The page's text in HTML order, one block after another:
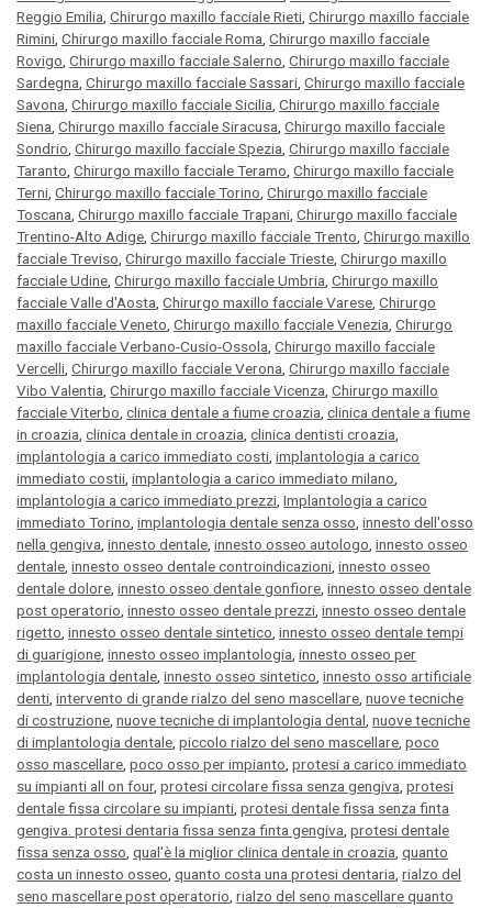
Reggio Emilia,Chirurgo maxillo facciale Rieti,Chirurgo maxillo facciale
Rimini,Chirurgo maxillo facciale Roma,Chirurgo maxillo facciale
Rovigo,Chirurgo maxillo facciale Salerno,Chirurgo maxillo facciale
Sardegna,Chirurgo maxillo facciale Sassari,Chirurgo maxillo facciale
Savona,Chirurgo maxillo facciale Sicilia,Chirurgo maxillo facciale
Siena,Chirurgo maxillo facciale Siracusa,Chirurgo maxillo facciale
Sondrio,Chirurgo maxillo facciale Spezia,Chirurgo maxillo facciale
Taranto,Chirurgo maxillo facciale Teramo,Chirurgo maxillo facciale
Terni,Chirurgo maxillo facciale Torino,Chirurgo maxillo facciale
Toscana,Chirurgo maxillo facciale Trapani,Chirurgo maxillo facciale
Trentino-Alto Adige,Chirurgo maxillo facciale Trento,Chirurgo maxillo
facciale Treviso,Chirurgo maxillo facciale Trieste,Chirurgo maxillo
facciale Udine,Chirurgo maxillo facciale Umbria,Chirurgo maxillo
facciale Valle d'Aosta,Chirurgo maxillo facciale Varese,Chirurgo
maxillo facciale Veneto,Chirurgo maxillo facciale Venezia,Chirurgo
maxillo facciale Verbano-Cusio-Ossola,Chirurgo maxillo facciale
Vercelli,Chirurgo maxillo facciale Verona,Chirurgo maxillo facciale
Vibo Valentia,Chirurgo maxillo facciale Vicenza,Chirurgo maxillo
facciale Viterbo,clinica dentale a fiume croazia,clinica dentale a fiume
in croazia,clinica dentale in croazia,clinica dentisti croazia,
implantologia a carico immediato costi,implantologia a carico
immediato costii,implantologia a carico immediato milano,
implantologia a carico immediato prezzi,Implantologia a carico
immediato Torino,implantologia dentale senza osso,innesto dell'osso
nella gengiva,innesto dentale,innesto osseo autologo,innesto osseo
dentale,innesto osseo dentale controindicazioni,innesto osseo
dentale dolore,innesto osseo dentale gonfiore,innesto osseo dentale
post operatorio,innesto osseo dentale prezzi,innesto osseo dentale
rigetto,innesto osseo dentale sintetico,innesto osseo dentale tempi
di guarigione,innesto osseo implantologia,innesto osseo per
implantologia dentale,innesto osseo sintetico,innesto osso artificiale
denti,intervento di grande rialzo del seno mascellare,nuove tecniche
di costruzione,nuove tecniche di implantologia dental,nuove tecniche
di implantologia dentale,piccolo rialzo del seno mascellare,poco
osso mascellare,poco osso per impianto,protesi a carico immediato
su impianti all on four,protesi circolare fissa senza gengiva,protesi
dentale fissa circolare su impianti,protesi dentale fissa senza finta
gengiva. protesi dentaria fissa senza finta gengiva,protesi dentale
fissa senza osso,qual'è la miglior clinica dentale in croazia,quanto
costa un innesto osseo,quanto costa una protesi dentaria,rialzo del
seno mascellare post operatorio,rialzo del seno mascellare quanto